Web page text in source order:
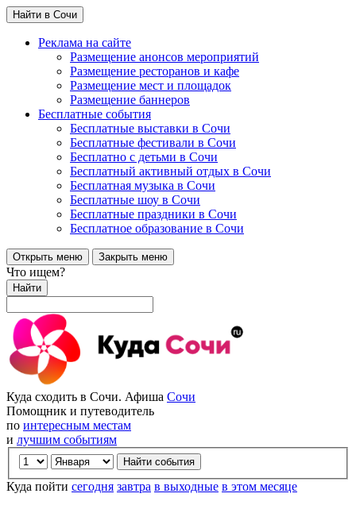
Найти в Сочи
Реклама на сайте
Размещение анонсов мероприятий
Размещение ресторанов и кафе
Размещение мест и площадок
Размещение баннеров
Бесплатные события
Бесплатные выставки в Сочи
Бесплатные фестивали в Сочи
Бесплатно с детьми в Сочи
Бесплатный активный отдых в Сочи
Бесплатная музыка в Сочи
Бесплатные шоу в Сочи
Бесплатные праздники в Сочи
Бесплатное образование в Сочи
Открыть меню Закрыть меню
Что ищем?
Найти
Куда сходить в Сочи. Афиша Сочи
Помощник и путеводитель
по интересным местам
и лучшим событиям
Куда пойти сегодня завтра в выходные в этом месяце